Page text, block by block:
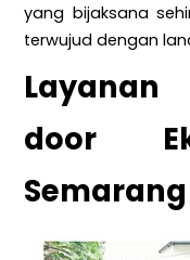
yang bijaksana
terwujud dengan
door
Semarang